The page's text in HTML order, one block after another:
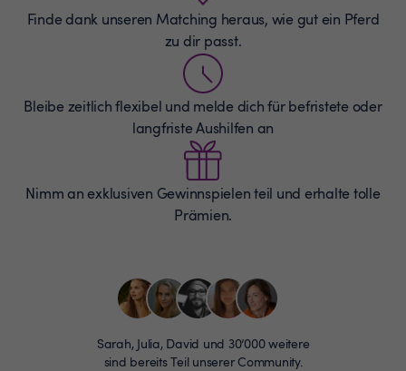
Finde dank unseren Matching heraus, wie gut ein Pferd
zu dir passt.
Bleibe zeitlich flexibel und melde dich für befristete oder
langfriste Aushilfen an
Nimm an exklusiven Gewinnspielen teil und erhalte tolle
Prämien.
Sarah, Julia, David und 30’000 weitere
sind bereits Teil unserer Community.